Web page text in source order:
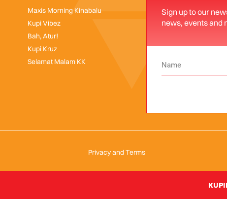
Maxis Morning Kinabalu
Kupi Vibez
Bah, Atur!
Kupi Kruz
Selamat Malam KK
Sign up to our
news, events and
Privacy and Terms